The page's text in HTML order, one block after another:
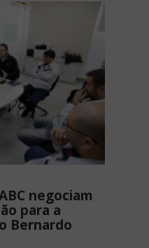
negociam
para a
Bernardo